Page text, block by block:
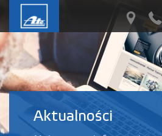
Aktualności